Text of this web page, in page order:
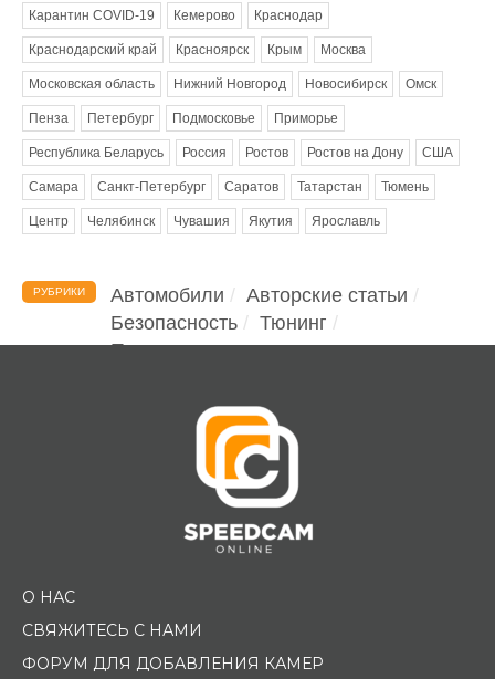
Карантин COVID-19 Кемерово Краснодар
Краснодарский край Красноярск Крым Москва
Московская область Нижний Новгород Новосибирск Омск
Пенза Петербург Подмосковье Приморье
Республика Беларусь Россия Ростов Ростов на Дону США
Самара Санкт-Петербург Саратов Татарстан Тюмень
Центр Челябинск Чувашия Якутия Ярославль
РУБРИКИ Автомобили
Авторские статьи
Безопасность
Тюнинг
Помощь водителю
О НАС
СВЯЖИТЕСЬ С НАМИ
ФОРУМ ДЛЯ ДОБАВЛЕНИЯ КАМЕР